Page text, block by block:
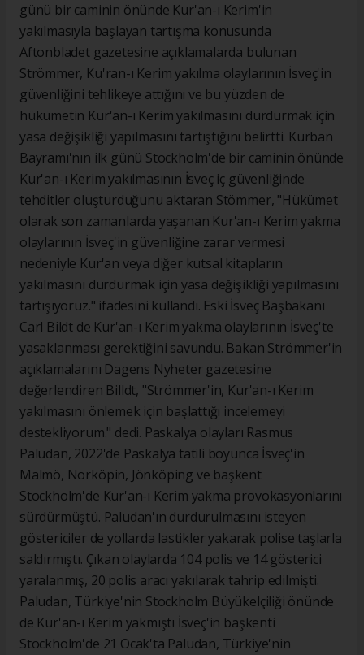
günü bir caminin önünde Kur'an-ı Kerim'in
yakılmasıyla başlayan tartışma konusunda
Aftonbladet gazetesine açıklamalarda bulunan
Strömmer, Ku'ran-ı Kerim yakılma olaylarının İsveç'in
güvenliğini tehlikeye attığını ve bu yüzden de
hükümetin Kur'an-ı Kerim yakılmasını durdurmak için
yasa değişikliği yapılmasını tartıştığını belirtti. Kurban
Bayramı'nın ilk günü Stockholm'de bir caminin önünde
Kur'an-ı Kerim yakılmasının İsveç iç güvenliğinde
tehditler oluşturduğunu aktaran Stömmer, "Hükümet
olarak son zamanlarda yaşanan Kur'an-ı Kerim yakma
olaylarının İsveç'in güvenliğine zarar vermesi
nedeniyle Kur'an veya diğer kutsal kitapların
yakılmasını durdurmak için yasa değişikliği yapılmasını
tartışıyoruz." ifadesini kullandı. Eski İsveç Başbakanı
Carl Bildt de Kur'an-ı Kerim yakma olaylarının İsveç'te
yasaklanması gerektiğini savundu. Bakan Strömmer'in
açıklamalarını Dagens Nyheter gazetesine
değerlendiren Billdt, "Strömmer'in, Kur'an-ı Kerim
yakılmasını önlemek için başlattığı incelemeyi
destekliyorum." dedi. Paskalya olayları Rasmus
Paludan, 2022'de Paskalya tatili boyunca İsveç'in
Malmö, Norköpin, Jönköping ve başkent
Stockholm'de Kur'an-ı Kerim yakma provokasyonlarını
sürdürmüştü. Paludan'ın durdurulmasını isteyen
göstericiler de yollarda lastikler yakarak polise taşlarla
saldırmıştı. Çıkan olaylarda 104 polis ve 14 gösterici
yaralanmış, 20 polis aracı yakılarak tahrip edilmişti.
Paludan, Türkiye'nin Stockholm Büyükelçiliği önünde
de Kur'an-ı Kerim yakmıştı İsveç'in başkenti
Stockholm'de 21 Ocak'ta Paludan, Türkiye'nin